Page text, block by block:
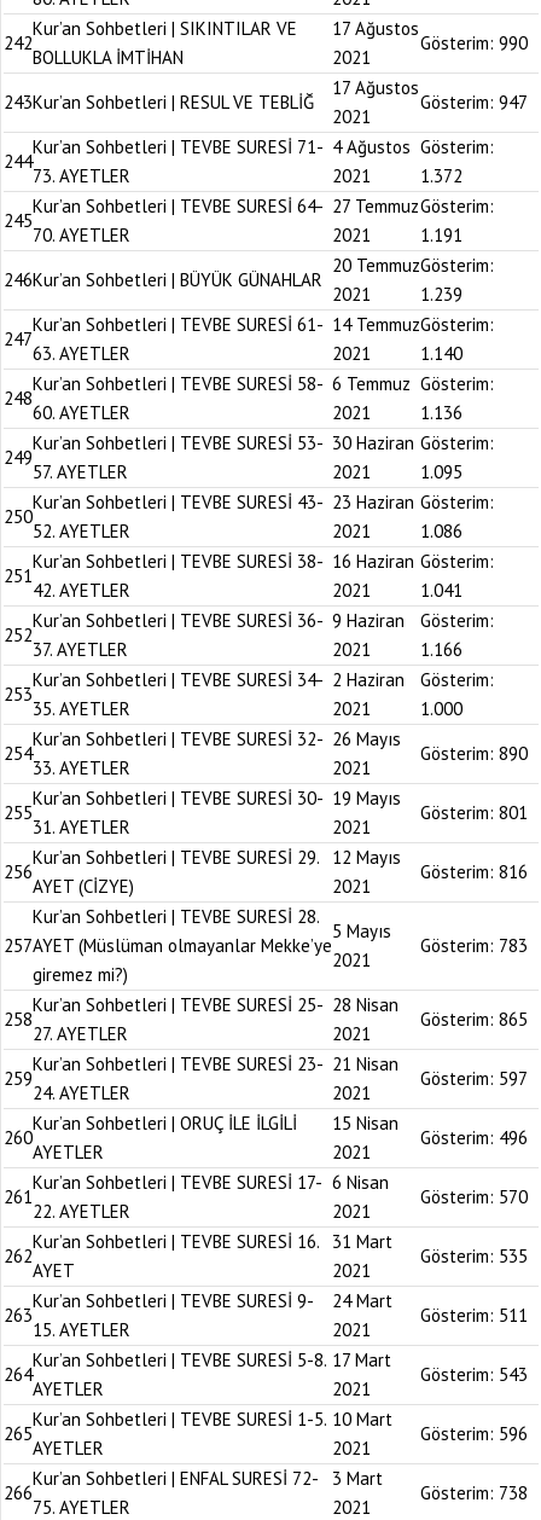
242
Kur’an Sohbetleri | SIKINTILAR VE
BOLLUKLA İMTİHAN
17 Ağustos
2021
Gösterim: 990
243Kur’an Sohbetleri | RESUL VE TEBLİĞ
17 Ağustos
2021
Gösterim: 947
244
Kur’an Sohbetleri | TEVBE SURESİ 71-
73. AYETLER
4 Ağustos
2021
Gösterim:
1.372
245
Kur’an Sohbetleri | TEVBE SURESİ 64-
70. AYETLER
27 Temmuz
2021
Gösterim:
1.191
246Kur’an Sohbetleri | BÜYÜK GÜNAHLAR
20 Temmuz
2021
Gösterim:
1.239
247
Kur’an Sohbetleri | TEVBE SURESİ 61-
63. AYETLER
14 Temmuz
2021
Gösterim:
1.140
248
Kur’an Sohbetleri | TEVBE SURESİ 58-
60. AYETLER
6 Temmuz
2021
Gösterim:
1.136
249
Kur’an Sohbetleri | TEVBE SURESİ 53-
57. AYETLER
30 Haziran
2021
Gösterim:
1.095
250
Kur’an Sohbetleri | TEVBE SURESİ 43-
52. AYETLER
23 Haziran
2021
Gösterim:
1.086
251
Kur’an Sohbetleri | TEVBE SURESİ 38-
42. AYETLER
16 Haziran
2021
Gösterim:
1.041
252
Kur’an Sohbetleri | TEVBE SURESİ 36-
37. AYETLER
9 Haziran
2021
Gösterim:
1.166
253
Kur’an Sohbetleri | TEVBE SURESİ 34-
35. AYETLER
2 Haziran
2021
Gösterim:
1.000
254
Kur’an Sohbetleri | TEVBE SURESİ 32-
33. AYETLER
26 Mayıs
2021
Gösterim: 890
255
Kur’an Sohbetleri | TEVBE SURESİ 30-
31. AYETLER
19 Mayıs
2021
Gösterim: 801
256
Kur’an Sohbetleri | TEVBE SURESİ 29.
AYET (CİZYE)
12 Mayıs
2021
Gösterim: 816
257
Kur’an Sohbetleri | TEVBE SURESİ 28.
AYET (Müslüman olmayanlar Mekke’ye
giremez mi?)
5 Mayıs
2021
Gösterim: 783
258
Kur’an Sohbetleri | TEVBE SURESİ 25-
27. AYETLER
28 Nisan
2021
Gösterim: 865
259
Kur’an Sohbetleri | TEVBE SURESİ 23-
24. AYETLER
21 Nisan
2021
Gösterim: 597
260
Kur’an Sohbetleri | ORUÇ İLE İLGİLİ
AYETLER
15 Nisan
2021
Gösterim: 496
261
Kur’an Sohbetleri | TEVBE SURESİ 17-
22. AYETLER
6 Nisan
2021
Gösterim: 570
262
Kur’an Sohbetleri | TEVBE SURESİ 16.
AYET
31 Mart
2021
Gösterim: 535
263
Kur’an Sohbetleri | TEVBE SURESİ 9-
15. AYETLER
24 Mart
2021
Gösterim: 511
264
Kur’an Sohbetleri | TEVBE SURESİ 5-8.
AYETLER
17 Mart
2021
Gösterim: 543
265
Kur’an Sohbetleri | TEVBE SURESİ 1-5.
AYETLER
10 Mart
2021
Gösterim: 596
266
Kur’an Sohbetleri | ENFAL SURESİ 72-
75. AYETLER
3 Mart
2021
Gösterim: 738